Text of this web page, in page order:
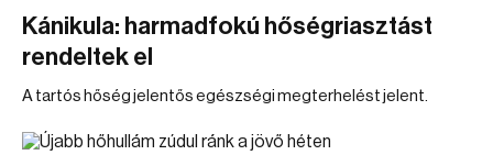
Kánikula: harmadfokú hőségriasztást
rendeltek el
A tartós hőség jelentős egészségi megterhelést jelent.